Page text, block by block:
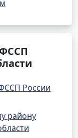
России
району